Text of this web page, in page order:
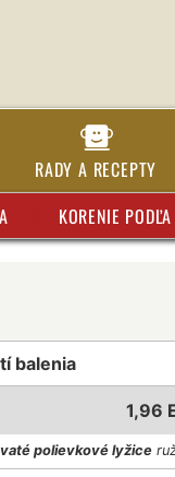
RADY A RECEPTY
KORENIE
balenia
1,96
polievkové lyžice